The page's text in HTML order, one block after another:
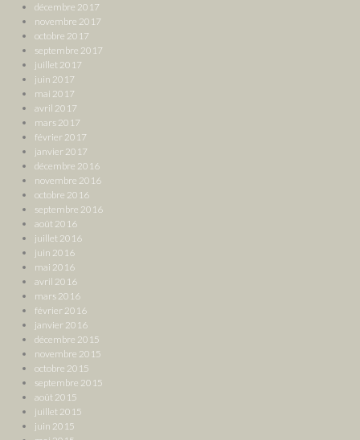
décembre 2017
novembre 2017
octobre 2017
septembre 2017
juillet 2017
juin 2017
mai 2017
avril 2017
mars 2017
février 2017
janvier 2017
décembre 2016
novembre 2016
octobre 2016
septembre 2016
août 2016
juillet 2016
juin 2016
mai 2016
avril 2016
mars 2016
février 2016
janvier 2016
décembre 2015
novembre 2015
octobre 2015
septembre 2015
août 2015
juillet 2015
juin 2015